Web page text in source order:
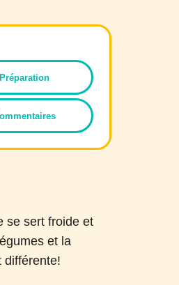
Préparation
se sert froide et
et la
différente!